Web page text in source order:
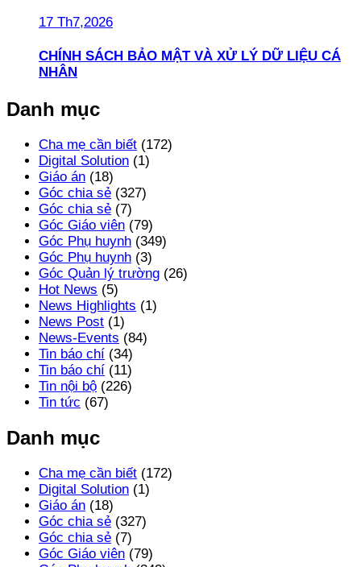
17 Th7,2026
CHÍNH SÁCH BẢO MẬT VÀ XỬ LÝ DỮ LIỆU CÁ
NHÂN
Danh mục
Cha mẹ cần biết (172)
Digital Solution (1)
Giáo án (18)
Góc chia sẻ (327)
Góc chia sẻ (7)
Góc Giáo viên (79)
Góc Phụ huynh (349)
Góc Phụ huynh (3)
Góc Quản lý trường (26)
Hot News (5)
News Highlights (1)
News Post (1)
News-Events (84)
Tin báo chí (34)
Tin báo chí (11)
Tin nội bộ (226)
Tin tức (67)
Danh mục
Cha mẹ cần biết (172)
Digital Solution (1)
Giáo án (18)
Góc chia sẻ (327)
Góc chia sẻ (7)
Góc Giáo viên (79)